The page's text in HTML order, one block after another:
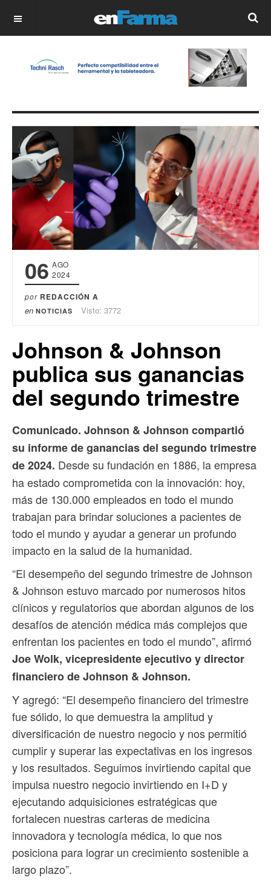
OFF CANVAS
06 AGO
2024
por REDACCIÓN A
en NOTICIAS Visto: 3772
Johnson & Johnson
publica sus ganancias
del segundo trimestre
Comunicado. Johnson & Johnson compartió
su informe de ganancias del segundo trimestre
de 2024. Desde su fundación en 1886, la empresa
ha estado comprometida con la innovación: hoy,
más de 130.000 empleados en todo el mundo
trabajan para brindar soluciones a pacientes de
todo el mundo y ayudar a generar un profundo
impacto en la salud de la humanidad.
“El desempeño del segundo trimestre de Johnson
& Johnson estuvo marcado por numerosos hitos
clínicos y regulatorios que abordan algunos de los
desafíos de atención médica más complejos que
enfrentan los pacientes en todo el mundo”, afirmó
Joe Wolk, vicepresidente ejecutivo y director
financiero de Johnson & Johnson.
Y agregó: “El desempeño financiero del trimestre
fue sólido, lo que demuestra la amplitud y
diversificación de nuestro negocio y nos permitió
cumplir y superar las expectativas en los ingresos
y los resultados. Seguimos invirtiendo capital que
impulsa nuestro negocio invirtiendo en I+D y
ejecutando adquisiciones estratégicas que
fortalecen nuestras carteras de medicina
innovadora y tecnología médica, lo que nos
posiciona para lograr un crecimiento sostenible a
largo plazo”.